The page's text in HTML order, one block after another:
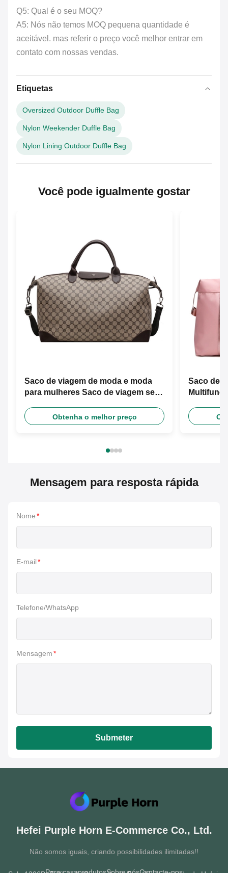
Q5: Qual é o seu MOQ?
A5: Nós não temos MOQ pequena quantidade é
aceitável. mas referir o preço você melhor entrar em
contato com nossas vendas.
Etiquetas
Oversized Outdoor Duffle Bag
Nylon Weekender Duffle Bag
Nylon Lining Outdoor Duffle Bag
Você pode igualmente gostar
Saco de viagem de moda e moda
para mulheres Saco de viagem seco
Obtenha o melhor preço
Saco de
Mensagem para resposta rápida
Nome*
E-mail*
Telefone/WhatsApp
Mensagem*
Submeter
Hefei Purple Horn E-Commerce Co., Ltd.
Não somos iguais, criando possibilidades ilimitadas!!